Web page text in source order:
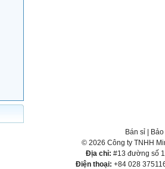
Bán sỉ
© 2026 Công ty TNHH
Địa chỉ: #13 đường số
Điện thoại: +84 028